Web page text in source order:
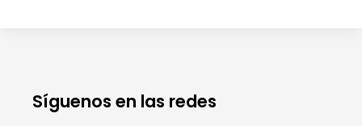
Síguenos en las redes